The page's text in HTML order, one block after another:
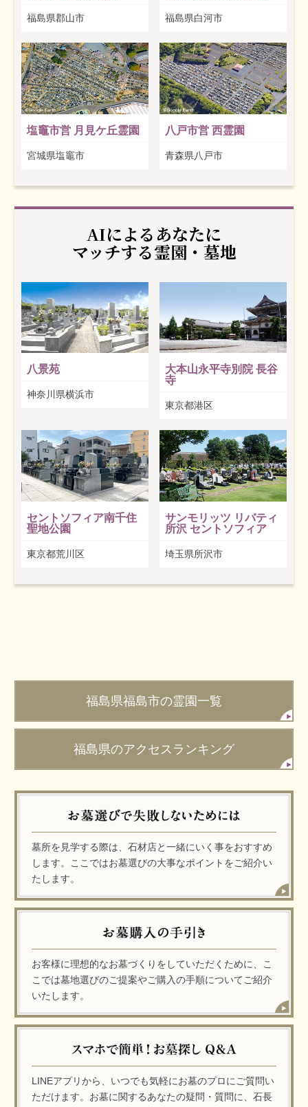
福島県郡山市 福島県白河市
塩竈市営 月見ケ丘霊園
宮城県塩竈市
八戸市営 西霊園
青森県八戸市
AIによるあなたに
マッチする霊園・墓地
八景苑
神奈川県横浜市
大本山永平寺別院 長谷
寺
東京都港区
セントソフィア南千住
聖地公園
東京都荒川区
サンモリッツ リバティ
所沢 セントソフィア
埼玉県所沢市
福島県福島市の霊園一覧
福島県のアクセスランキング
墓所を見学する際は、石材店と一緒にいく事をおすすめ
します。ここではお墓選びの大事なポイントをご紹介い
たします。
お客様に理想的なお墓づくりをしていただくために、こ
こでは墓地選びのご提案やご購入の手順についてご紹介
いたします。
LINEアプリから、いつでも気軽にお墓のプロにご質問い
ただけます。お墓に関するあなたの疑問・質問に、石長